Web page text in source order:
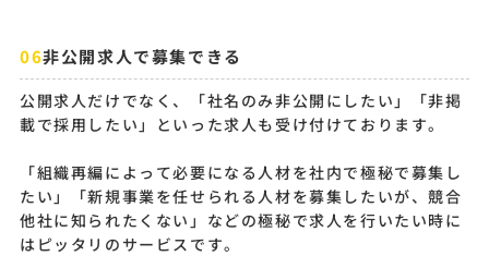
非公開求人で募集できる
公開求人だけでなく、「社名のみ非公開にしたい」「非掲
載で採用したい」といった求人も受け付けております。
「組織再編によって必要になる人材を社内で極秘で募集し
たい」「新規事業を任せられる人材を募集したいが、競合
他社に知られたくない」などの極秘で求人を行いたい時に
はピッタリのサービスです。